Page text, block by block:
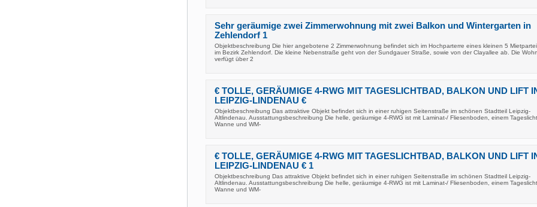
Sehr geräumige zwei Zimmerwohnung mit zwei Balkon und Wintergarten in
Zehlendorf 1
Objektbeschreibung Die hier angebotene 2 Zimmerwohnung befindet sich im Hochparterre eines kleinen 5
im Bezirk Zehlendorf. Die kleine Nebenstraße geht von der Sundgauer Straße, sowie von der Clayallee ab. Die
verfügt über 2
€ TOLLE, GERÄUMIGE 4-RWG MIT TAGESLICHTBAD, BALKON UND LIFT
LEIPZIG-LINDENAU €
Objektbeschreibung Das attraktive Objekt befindet sich in einer ruhigen Seitenstraße im schönen Stadtteil Leipzig-
Altlindenau. Ausstattungsbeschreibung Die helle, geräumige 4-RWG ist mit Laminat-/ Fliesenboden, einem
Wanne und WM-
€ TOLLE, GERÄUMIGE 4-RWG MIT TAGESLICHTBAD, BALKON UND LIFT
LEIPZIG-LINDENAU € 1
Objektbeschreibung Das attraktive Objekt befindet sich in einer ruhigen Seitenstraße im schönen Stadtteil Leipzig-
Altlindenau. Ausstattungsbeschreibung Die helle, geräumige 4-RWG ist mit Laminat-/ Fliesenboden, einem
Wanne und WM-